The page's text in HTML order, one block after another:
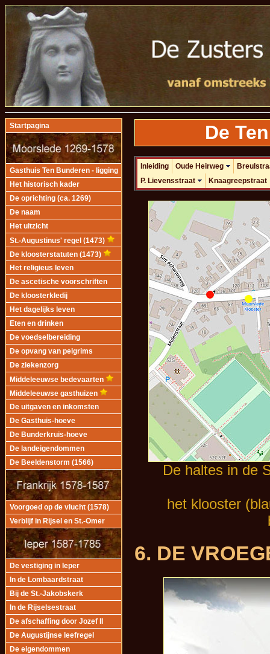
Startpagina
Gasthuis Ten Bunderen - ligging
Het historisch kader
De oprichting (ca. 1269)
De naam
Het uitzicht
St.-Augustinus' regel (1473)
De kloosterstatuten (1473)
Het religieus leven
De ascetische voorschriften
De kloosterkledij
Het dagelijks leven
Eten en drinken
De voedselbereiding
De opvang van pelgrims
De ziekenzorg
Middeleeuwse bedevaarten
Middeleeuwse gasthuizen
De uitgaven en inkomsten
De Gasthuis-hoeve
De Bunderkruis-hoeve
De landeigendommen
De Beeldenstorm (1566)
Voorgoed op de vlucht (1578)
Verblijf in Rijsel en St.-Omer
De vestiging in Ieper
In de Lombaardstraat
Bij de St.-Jakobskerk
In de Rijselsestraat
De afschaffing door Jozef II
De Augustijnse leefregel
De eigendommen
De
Inleiding Oude Heirweg
P. Lievensstraat
Knaagreepstraat
De haltes in de
het klooster
6. DE